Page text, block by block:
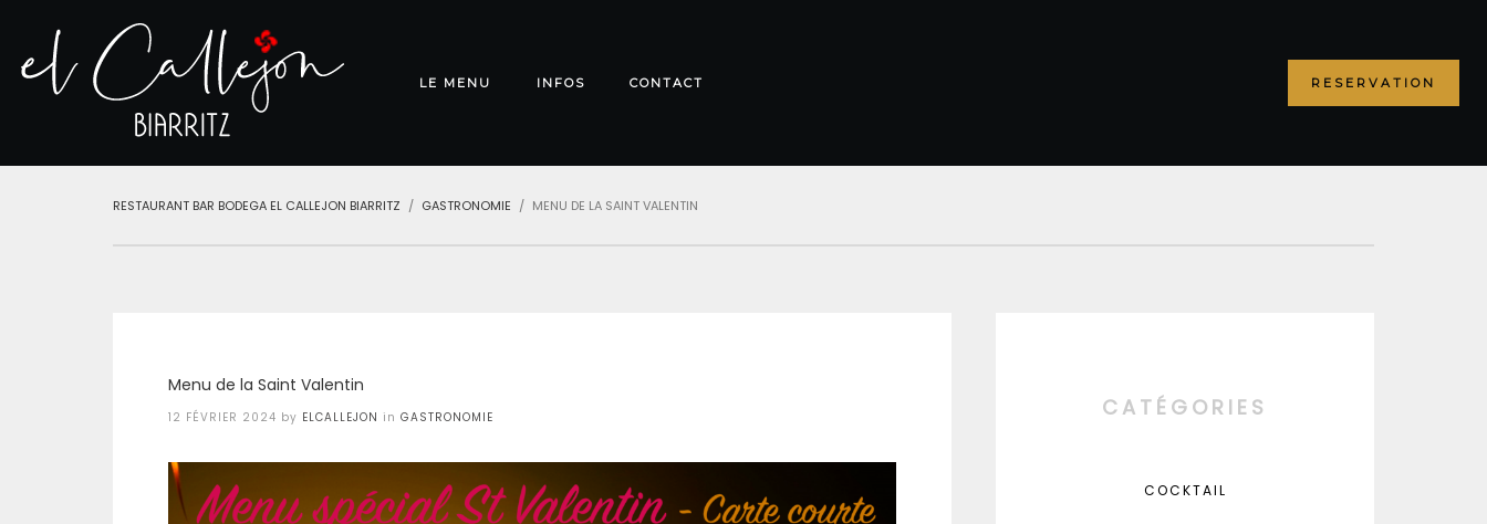
LE MENU INFOS CONTACT RESERVATION
RESTAURANT BAR BODEGA EL CALLEJON BIARRITZ GASTRONOMIE MENU DE LA SAINT VALENTIN
Menu de la Saint Valentin
Posted
12 FÉVRIER 2024 by ELCALLEJON in GASTRONOMIE CATÉGORIES
COCKTAIL